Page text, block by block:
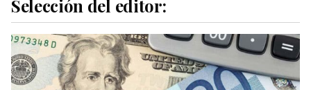
Selección del editor: